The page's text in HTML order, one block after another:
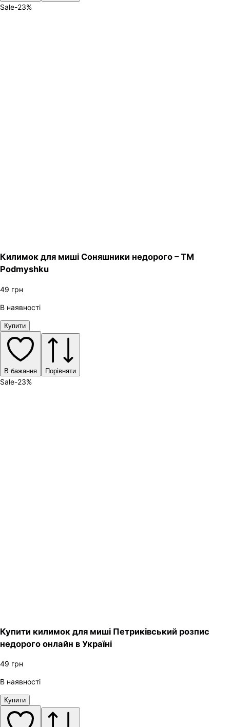
Sale-23%
Килимок для миші Соняшники недорого – ТМ
Podmyshku
49 грн
В наявності
Купити
В бажання Порівняти
Sale-23%
Купити килимок для миші Петриківський розпис
недорого онлайн в Україні
49 грн
В наявності
Купити